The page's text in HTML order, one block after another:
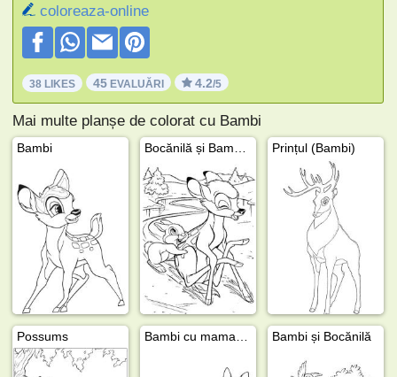
coloreaza-online
38 LIKES 45 EVALUĂRI 4.2/5
Mai multe planșe de colorat cu Bambi
Bambi Prințul (Bambi)
Possums Bambi și Bocănilă